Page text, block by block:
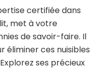
certifiée dans
met à votre
de savoir-faire. Il
éliminer ces nuisibles
ses précieux